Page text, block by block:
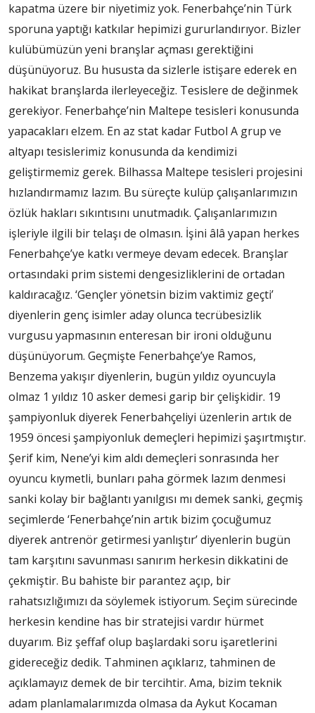
kapatma üzere bir niyetimiz yok. Fenerbahçe’nin Türk
sporuna yaptığı katkılar hepimizi gururlandırıyor. Bizler
kulübümüzün yeni branşlar açması gerektiğini
düşünüyoruz. Bu hususta da sizlerle istişare ederek en
hakikat branşlarda ilerleyeceğiz. Tesislere de değinmek
gerekiyor. Fenerbahçe’nin Maltepe tesisleri konusunda
yapacakları elzem. En az stat kadar Futbol A grup ve
altyapı tesislerimiz konusunda da kendimizi
geliştirmemiz gerek. Bilhassa Maltepe tesisleri projesini
hızlandırmamız lazım. Bu süreçte kulüp çalışanlarımızın
özlük hakları sıkıntısını unutmadık. Çalışanlarımızın
işleriyle ilgili bir telaşı de olmasın. İşini âlâ yapan herkes
Fenerbahçe’ye katkı vermeye devam edecek. Branşlar
ortasındaki prim sistemi dengesizliklerini de ortadan
kaldıracağız. ‘Gençler yönetsin bizim vaktimiz geçti’
diyenlerin genç isimler aday olunca tecrübesizlik
vurgusu yapmasının enteresan bir ironi olduğunu
düşünüyorum. Geçmişte Fenerbahçe’ye Ramos,
Benzema yakışır diyenlerin, bugün yıldız oyuncuyla
olmaz 1 yıldız 10 asker demesi garip bir çelişkidir. 19
şampiyonluk diyerek Fenerbahçeliyi üzenlerin artık de
1959 öncesi şampiyonluk demeçleri hepimizi şaşırtmıştır.
Şerif kim, Nene’yi kim aldı demeçleri sonrasında her
oyuncu kıymetli, bunları paha görmek lazım denmesi
sanki kolay bir bağlantı yanılgısı mı demek sanki, geçmiş
seçimlerde ‘Fenerbahçe’nin artık bizim çocuğumuz
diyerek antrenör getirmesi yanlıştır’ diyenlerin bugün
tam karşıtını savunması sanırım herkesin dikkatini de
çekmiştir. Bu bahiste bir parantez açıp, bir
rahatsızlığımızı da söylemek istiyorum. Seçim sürecinde
herkesin kendine has bir stratejisi vardır hürmet
duyarım. Biz şeffaf olup başlardaki soru işaretlerini
gidereceğiz dedik. Tahminen açıklarız, tahminen de
açıklamayız demek de bir tercihtir. Ama, bizim teknik
adam planlamalarımızda olmasa da Aykut Kocaman